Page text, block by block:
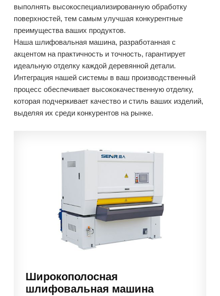
выполнять высокоспециализированную обработку
поверхностей, тем самым улучшая конкурентные
преимущества ваших продуктов.
Наша шлифовальная машина, разработанная с
акцентом на практичность и точность, гарантирует
идеальную отделку каждой деревянной детали.
Интеграция нашей системы в ваш производственный
процесс обеспечивает высококачественную отделку,
которая подчеркивает качество и стиль ваших изделий,
выделяя их среди конкурентов на рынке.
Широкополосная
шлифовальная машина